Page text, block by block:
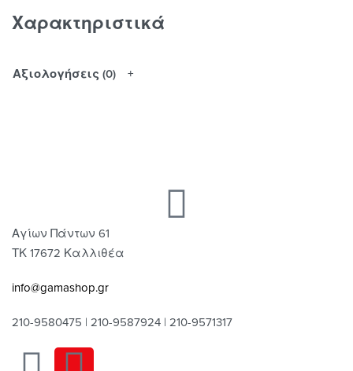
Χαρακτηριστικά
Αξιολογήσεις (0)
Αγίων Πάντων 61
ΤΚ 17672 Καλλιθέα
info@gamashop.gr
210-9580475 | 210-9587924 | 210-9571317